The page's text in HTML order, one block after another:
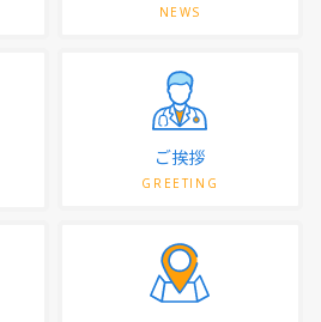
NEWS
ご挨拶
GREETING